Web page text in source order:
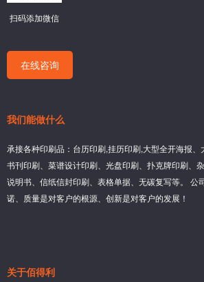
扫码添加微信
在线咨询
我们能做什么
承接各种印刷品：台历印刷,挂历印刷,大型全开海报
书刊印刷、菜谱设计印刷、光盘印刷、扑克牌印刷、
说明书、信纸信封印刷、表格单据、无碳复写等。 公
诺、质量是对客户的根源、创新是对客户的发展！
关于佰得利